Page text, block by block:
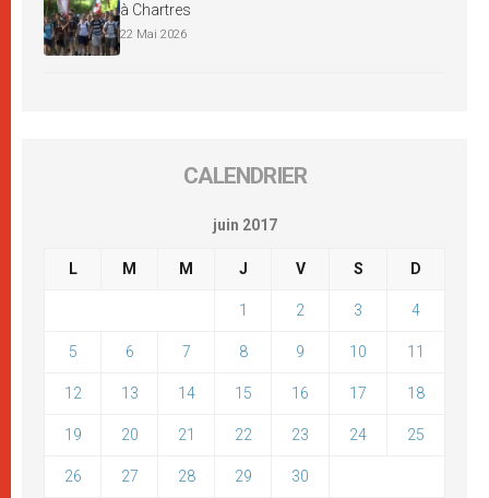
à Chartres
22 Mai 2026
CALENDRIER
juin 2017
L M M J V S D
1 2 3 4
5 6 7 8 9 10 11
12 13 14 15 16 17 18
19 20 21 22 23 24 25
26 27 28 29 30